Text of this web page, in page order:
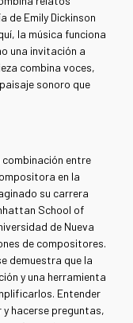
de Emily Dickinson
la música funciona
una invitación a
combina voces,
sonoro que
combinación entre
en la
su carrera
School of
de Nueva
de compositores.
demuestra que la
y una herramienta
Entender
hacerse preguntas,